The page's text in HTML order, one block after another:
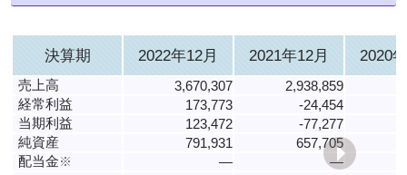
決算期 2022年12月 2021年12月 2020
売上高 3,670,307 2,938,859
経常利益
173,773
-24,454
当期利益
123,472
-77,277
純資産
791,931
657,705
配当金※ ―
―